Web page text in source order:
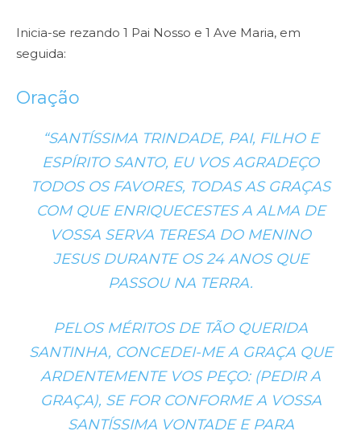
Inicia-se rezando 1 Pai Nosso e 1 Ave Maria, em
seguida:
Oração
“SANTÍSSIMA TRINDADE, PAI, FILHO E
ESPÍRITO SANTO, EU VOS AGRADEÇO
TODOS OS FAVORES, TODAS AS GRAÇAS
COM QUE ENRIQUECESTES A ALMA DE
VOSSA SERVA TERESA DO MENINO
JESUS DURANTE OS 24 ANOS QUE
PASSOU NA TERRA.
PELOS MÉRITOS DE TÃO QUERIDA
SANTINHA, CONCEDEI-ME A GRAÇA QUE
ARDENTEMENTE VOS PEÇO: (PEDIR A
GRAÇA), SE FOR CONFORME A VOSSA
SANTÍSSIMA VONTADE E PARA